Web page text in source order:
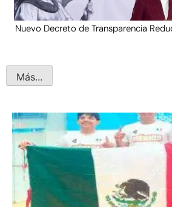
Nuevo Decreto de Transparencia
Más...